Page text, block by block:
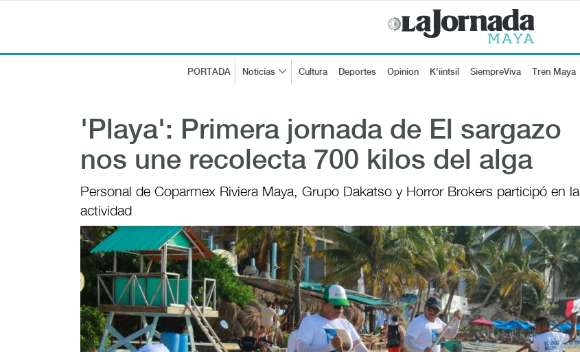
PORTADA Noticias Cultura Deportes Opinion K'iintsil SiempreViva Tren Maya
'Playa': Primera jornada de El sargazo
nos une recolecta 700 kilos del alga
Personal de Coparmex Riviera Maya, Grupo Dakatso y Horror Brokers participó en la
actividad